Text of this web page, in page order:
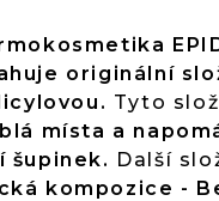
originální
Tyto
místa a
šupinek. Další
kompozice -